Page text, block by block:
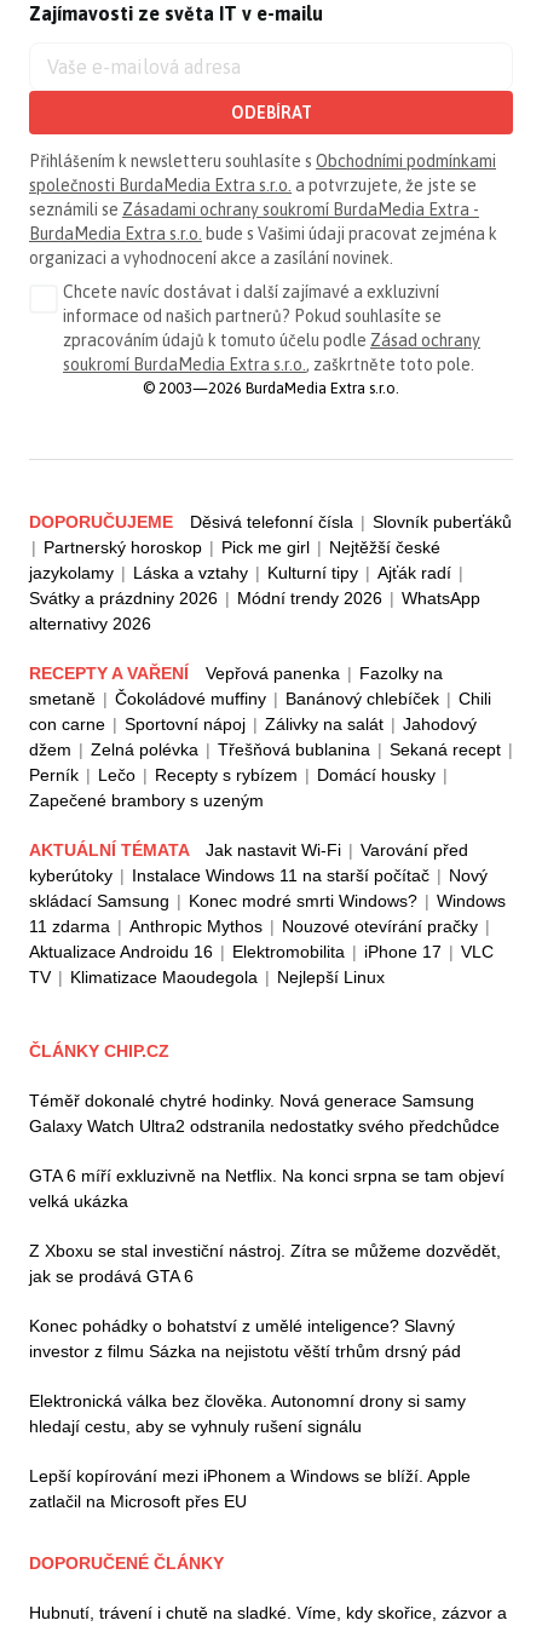
Zajímavosti ze světa IT v e-mailu
ODEBÍRAT
Přihlášením k newsletteru souhlasíte s Obchodními podmínkami
společnosti BurdaMedia Extra s.r.o. a potvrzujete, že jste se
seznámili se Zásadami ochrany soukromí BurdaMedia Extra -
BurdaMedia Extra s.r.o. bude s Vašimi údaji pracovat zejména k
organizaci a vyhodnocení akce a zasílání novinek.
Chcete navíc dostávat i další zajímavé a exkluzivní
informace od našich partnerů? Pokud souhlasíte se
zpracováním údajů k tomuto účelu podle Zásad ochrany
soukromí BurdaMedia Extra s.r.o. , zaškrtněte toto pole.
© 2003—2026 BurdaMedia Extra s.r.o.
DOPORUČUJEME Děsivá telefonní čísla | Slovník puberťáků
| Partnerský horoskop | Pick me girl | Nejtěžší české
jazykolamy | Láska a vztahy | Kulturní tipy | Ajťák radí |
Svátky a prázdniny 2026 | Módní trendy 2026 | WhatsApp
alternativy 2026
RECEPTY A VAŘENÍ Vepřová panenka | Fazolky na
smetaně | Čokoládové muffiny | Banánový chlebíček | Chili
con carne | Sportovní nápoj | Zálivky na salát | Jahodový
džem | Zelná polévka | Třešňová bublanina | Sekaná recept |
Perník | Lečo | Recepty s rybízem | Domácí housky |
Zapečené brambory s uzeným
AKTUÁLNÍ TÉMATA Jak nastavit Wi-Fi | Varování před
kyberútoky | Instalace Windows 11 na starší počítač | Nový
skládací Samsung | Konec modré smrti Windows? | Windows
11 zdarma | Anthropic Mythos | Nouzové otevírání pračky |
Aktualizace Androidu 16 | Elektromobilita | iPhone 17 | VLC
TV | Klimatizace Maoudegola | Nejlepší Linux
ČLÁNKY CHIP.CZ
Téměř dokonalé chytré hodinky. Nová generace Samsung
Galaxy Watch Ultra2 odstranila nedostatky svého předchůdce
GTA 6 míří exkluzivně na Netflix. Na konci srpna se tam objeví
velká ukázka
Z Xboxu se stal investiční nástroj. Zítra se můžeme dozvědět,
jak se prodává GTA 6
Konec pohádky o bohatství z umělé inteligence? Slavný
investor z filmu Sázka na nejistotu věští trhům drsný pád
Elektronická válka bez člověka. Autonomní drony si samy
hledají cestu, aby se vyhnuly rušení signálu
Lepší kopírování mezi iPhonem a Windows se blíží. Apple
zatlačil na Microsoft přes EU
DOPORUČENÉ ČLÁNKY
Hubnutí, trávení i chutě na sladké. Víme, kdy skořice, zázvor a